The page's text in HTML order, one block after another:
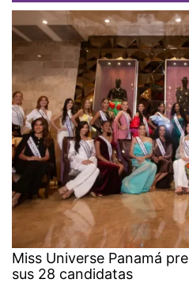
Miss Universe Panamá
sus 28 candidatas